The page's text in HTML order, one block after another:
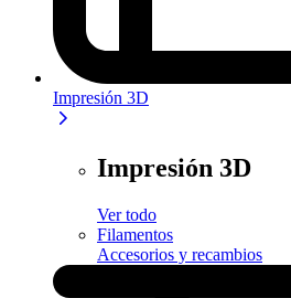
Impresión 3D
Impresión 3D
Ver todo
Filamentos
Accesorios y recambios